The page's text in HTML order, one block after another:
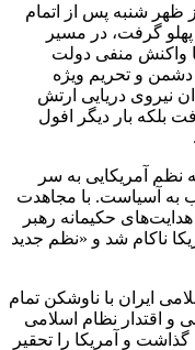
از ظهر شنبه پس از اتمام
پهلو گرفت، در مسیر
واکنش منفی دولت
دشمن و تحریم ویژه
نیروی دریایی ارتش
بلکه بار دیگر افول
نظم آمریکایی به سر
به آسیاست. با مجاهدت
حکیمانه رهبر
ناکام شد و «نظم جدید
ایران با ناوشکن تمام
و اقتدار نظام اسلامی
و آمریکا را تحقیر